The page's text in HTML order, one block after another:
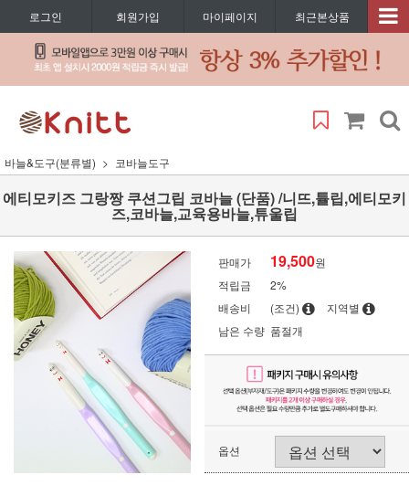
로그인 회원가입 마이페이지 최근본상품
바늘&도구(분류별) 코바늘도구
에티모키즈 그랑짱 쿠션그립 코바늘 (단품) /니뜨,튤립,에티모키
즈,코바늘,교육용바늘,튜울립
판매가 19,500원
적립금
2%
배송비
(조건)
지역별
남은 수량 품절개
옵션